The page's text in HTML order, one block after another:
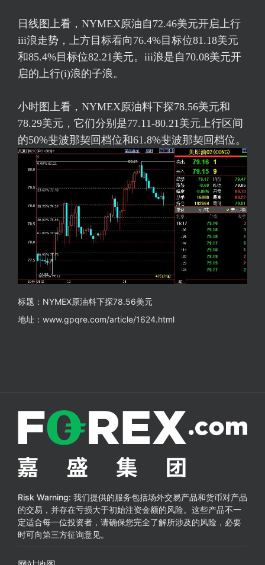
日线图上看，NYMEX原油自72.46美元开启上行
iii浪走势，上方目标看向76.4%目标位81.18美元
和85.4%目标位82.21美元。iii浪是自70.08美元开
启的上行(i)浪的子浪。
小时图上看，NYMEX原油料下探78.56美元和
78.29美元，它们分别是77.11-80.21美元上行区间
的50%斐波那契回档位和61.8%斐波那契回档位。
标题：NYMEX原油料下探78.56美元
地址：www.gpqre.com/article/1624.html
Risk Warning: 我们提供的服务包括场外交易产品和货币对产品
的交易，并存在亏损大于初始注资金额的风险。这些产品不一
定适合每一位投资者，请确保您完全了解所涉及的风险，必要
时可向第三方征询意见。